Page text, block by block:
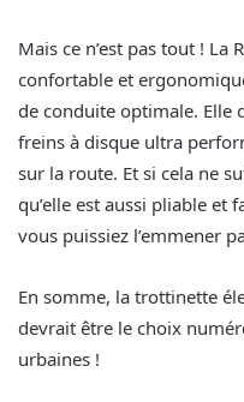
Mais ce n’est pas tout ! La
confortable et
de conduite optimale. Elle
freins à disque ultra
sur la route. Et si cela ne
qu’elle est aussi pliable et
vous puissiez l’emmener
En somme, la trottinette
devrait être le choix
urbaines !